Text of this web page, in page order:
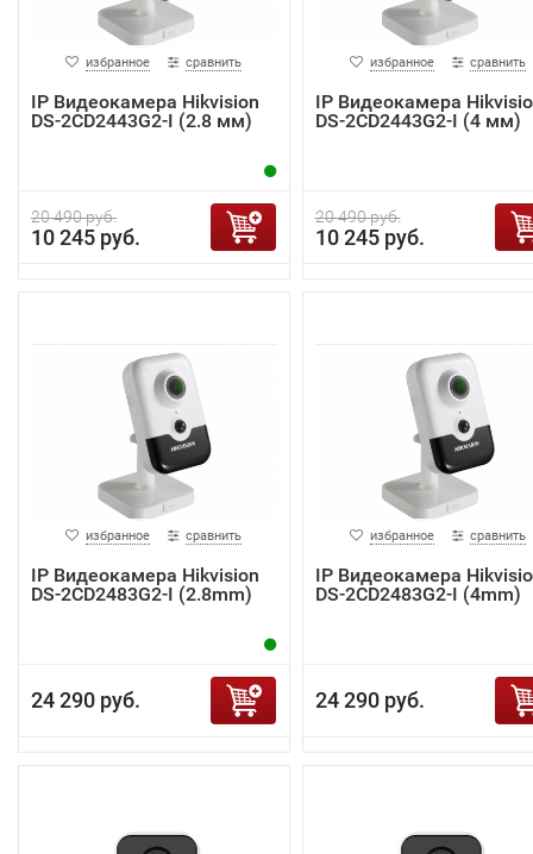
избранное сравнить
IP Видеокамера Hikvision
DS-2CD2443G2-I (2.8 мм)
20 490 руб.
10 245 руб.
избранное сравнить
IP Видеокамера
DS-2CD2443G2-I (4 мм)
20 490 руб.
10 245 руб.
избранное сравнить
IP Видеокамера Hikvision
DS-2CD2483G2-I (2.8mm)
24 290 руб.
избранное сравнить
IP Видеокамера
DS-2CD2483G2-I (4mm)
24 290 руб.